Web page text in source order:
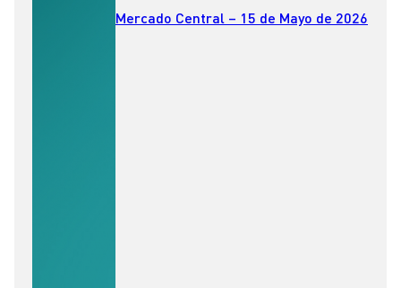
Mercado Central – 15 de Mayo de 2026